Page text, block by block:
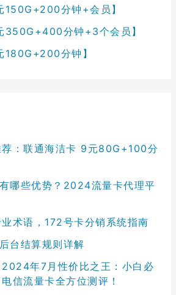
150G+200分钟+会员】
350G+400分钟+3个会员】
分钟】
荐：联通海洁卡 9元80G+100分
哪些优势？2024流量卡代理平
术语，172号卡分销系统指南
台结算规则详解
2024年7月性价比之王：小白必
信流量卡全方位测评！